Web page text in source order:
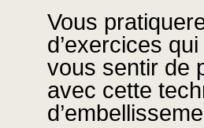
Vous
d’exercices qui
vous sentir de
avec cette